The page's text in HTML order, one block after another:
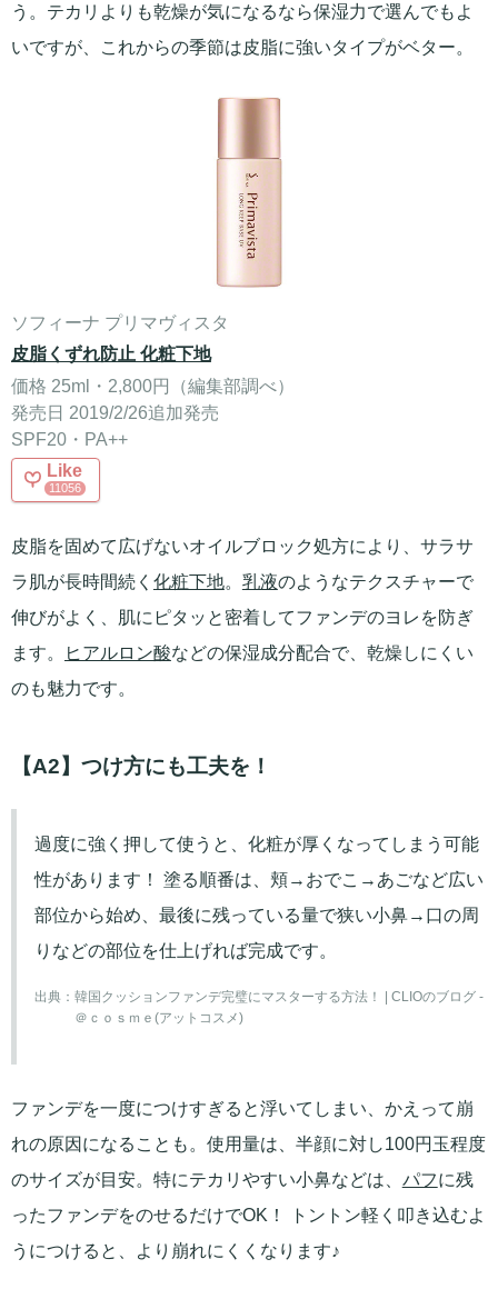
う。テカリよりも乾燥が気になるなら保湿力で選んでもよ
いですが、これからの季節は皮脂に強いタイプがベター。
ソフィーナ プリマヴィスタ
皮脂くずれ防止 化粧下地
価格 25ml・2,800円（編集部調べ）
発売日 2019/2/26追加発売
SPF20・PA++
Like
11056
皮脂を固めて広げないオイルブロック処方により、サラサ
ラ肌が長時間続く 化粧下地。 乳液のようなテクスチャーで
伸びがよく、肌にピタッと密着してファンデのヨレを防ぎ
ます。
ヒアルロン酸などの保湿成分配合で、乾燥しにくい
のも魅力です。
【A2】つけ方にも工夫を！
過度に強く押して使うと、化粧が厚くなってしまう可能
性があります！ 塗る順番は、頬→おでこ→あごなど広い
部位から始め、最後に残っている量で狭い小鼻→口の周
りなどの部位を仕上げれば完成です。
出典： 韓国クッションファンデ完璧にマスターする方法！ | CLIOのブログ -
＠ｃｏｓｍｅ(アットコスメ)
ファンデを一度につけすぎると浮いてしまい、かえって崩
れの原因になることも。使用量は、半顔に対し100円玉程度
のサイズが目安。特にテカリやすい小鼻などは、 パフに残
ったファンデをのせるだけでOK！ トントン軽く叩き込むよ
うにつけると、より崩れにくくなります♪